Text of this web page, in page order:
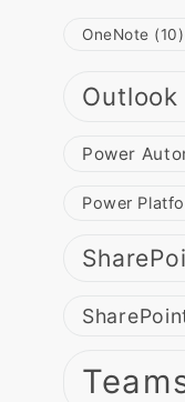
OneNote (10)
Power
Power